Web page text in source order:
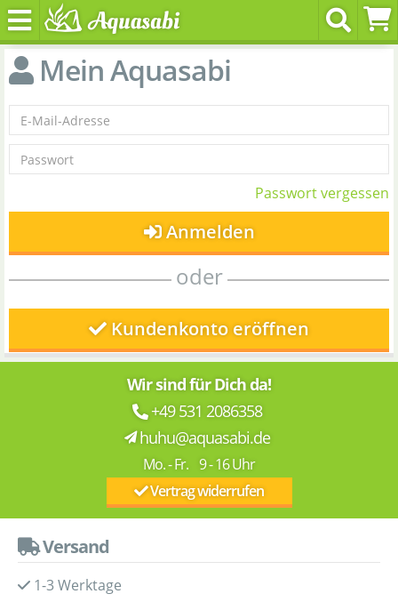
Mein Aquasabi
Passwort vergessen
Anmelden
oder
Kundenkonto eröffnen
Wir sind für Dich da!
+49 531 2086358
huhu@aquasabi.de
Mo. - Fr. 9 - 16 Uhr
Vertrag widerrufen
Versand
1-3 Werktage